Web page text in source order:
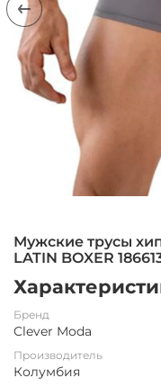
Мужские трусы
LATIN BOXER
Бренд
Clever Moda
Производитель
Колумбия